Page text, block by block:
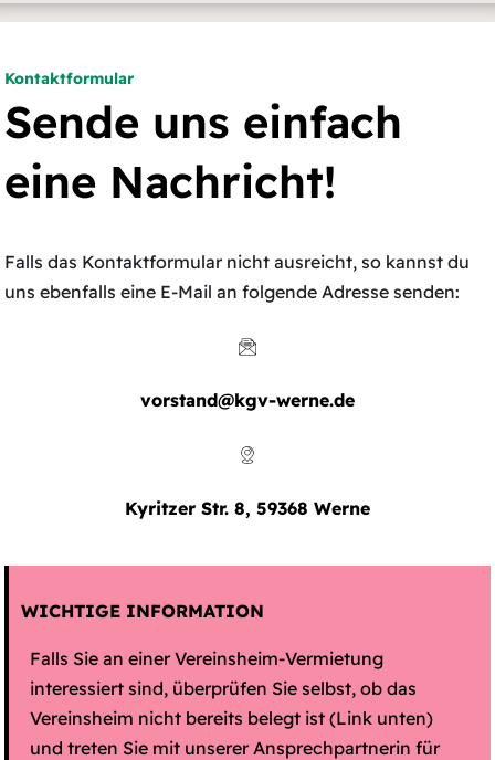
Kontaktformular
Sende uns einfach
eine Nachricht!
Falls das Kontaktformular nicht ausreicht, so kannst du
uns ebenfalls eine E-Mail an folgende Adresse senden:
vorstand@kgv-werne.de
Kyritzer Str. 8, 59368 Werne
WICHTIGE INFORMATION
Falls Sie an einer Vereinsheim-Vermietung
interessiert sind, überprüfen Sie selbst, ob das
Vereinsheim nicht bereits belegt ist (Link unten)
und treten Sie mit unserer Ansprechpartnerin für